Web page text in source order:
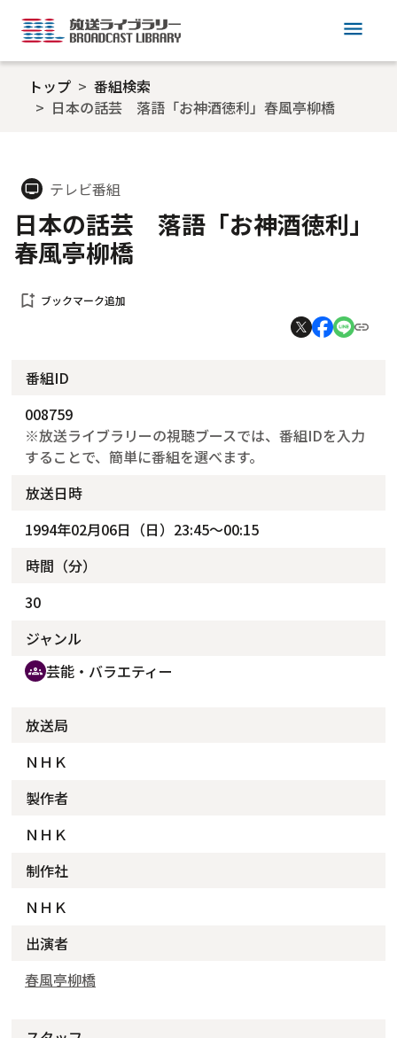
menu
トップ
番組検索
日本の話芸 落語「お神酒徳利」春風亭柳橋
tv テレビ番組
日本の話芸 落語「お神酒徳利」
春風亭柳橋
bookmark_add ブックマーク追加
番組ID
008759
※放送ライブラリーの視聴ブースでは、番組IDを入力
することで、簡単に番組を選べます。
放送日時
1994年02月06日（日）23:45～00:15
時間（分）
30
ジャンル
groups 芸能・バラエティー
放送局
ＮＨＫ
製作者
ＮＨＫ
制作社
ＮＨＫ
出演者
春風亭柳橋